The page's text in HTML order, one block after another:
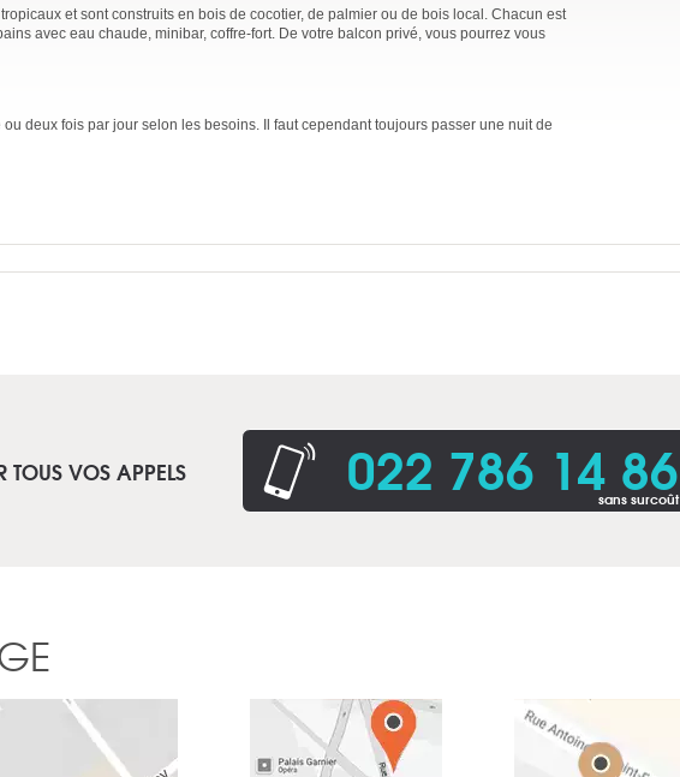
et sont construits en bois de cocotier, de palmier ou de bois local. Chacun est
avec eau chaude, minibar, coffre-fort. De votre balcon privé, vous pourrez vous
deux fois par jour selon les besoins. Il faut cependant toujours passer une nuit de
TOUS VOS APPELS 022 786 14 86
sans surcoût